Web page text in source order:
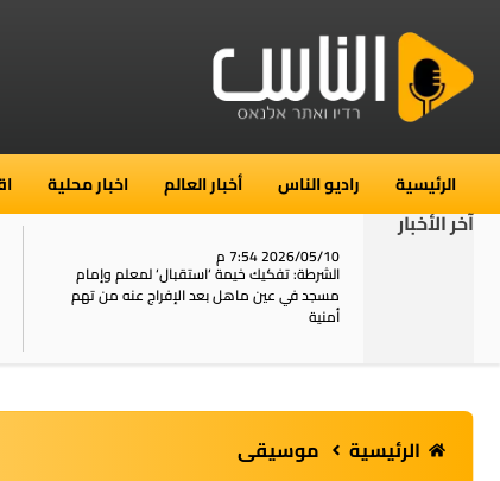
الرئيسية راديو الناس أخبار العالم اخبار محلية
آخر الأخبار
2026/05/10 7:54 م
الشرطة: تفكيك خيمة ‘استقبال‘ لمعلم وإمام
مسجد في عين ماهل بعد الإفراج عنه من تهم
أمنية
الرئيسية موسيقى